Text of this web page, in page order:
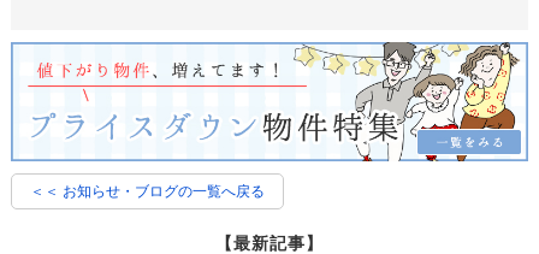
＜＜ お知らせ・ブログの一覧へ戻る
【最新記事】